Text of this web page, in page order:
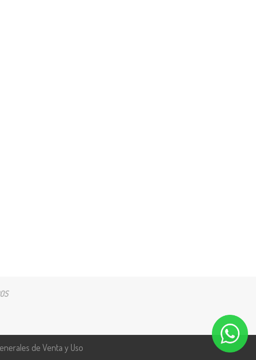
de Venta y Uso